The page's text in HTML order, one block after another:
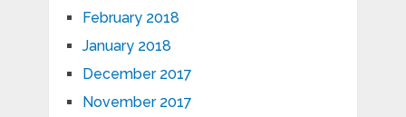
February 2018
January 2018
December 2017
November 2017